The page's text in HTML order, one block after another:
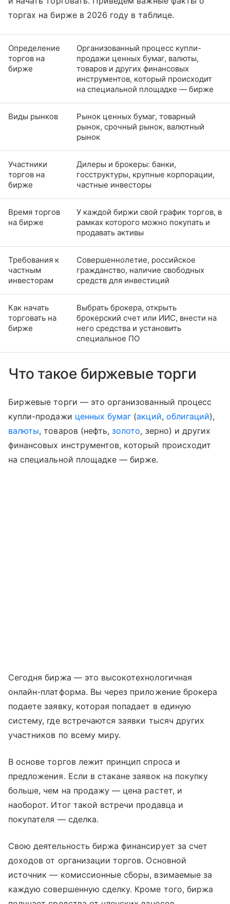
торгах на бирже в 2026 году в таблице.
Определение
торгов на
бирже
Организованный процесс купли-
продажи ценных бумаг, валюты,
товаров и других финансовых
инструментов, который происходит
на специальной площадке — бирже
Виды рынков
Рынок ценных бумаг, товарный
рынок, срочный рынок, валютный
рынок
Участники
торгов на
бирже
Дилеры и брокеры: банки,
госструктуры, крупные корпорации,
частные инвесторы
Время торгов
на бирже
У каждой биржи свой график торгов, в
рамках которого можно покупать и
продавать активы
Требования к
частным
инвесторам
Совершеннолетие, российское
гражданство, наличие свободных
средств для инвестиций
Как начать
торговать на
бирже
Выбрать брокера, открыть
брокерский счет или ИИС, внести на
него средства и установить
специальное ПО
Что такое биржевые торги
Биржевые торги — это организованный процесс
купли-продажи ценных бумаг (акций, облигаций),
валюты, товаров (нефть,золото, зерно) и других
финансовых инструментов, который происходит
на специальной площадке — бирже.
Сегодня биржа — это высокотехнологичная
онлайн-платформа. Вы через приложение брокера
подаете заявку, которая попадает в единую
систему, где встречаются заявки тысяч других
участников по всему миру.
В основе торгов лежит принцип спроса и
предложения. Если в стакане заявок на покупку
больше, чем на продажу — цена растет, и
наоборот. Итог такой встречи продавца и
покупателя — сделка.
Свою деятельность биржа финансирует за счет
доходов от организации торгов. Основной
источник — комиссионные сборы, взимаемые за
каждую совершенную сделку. Кроме того, биржа